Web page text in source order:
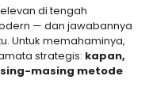
di tengah
— dan jawabannya
Untuk memahaminya,
strategis: kapan,
masing metode